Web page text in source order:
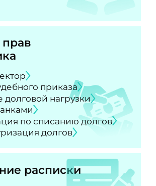
приказа
нагрузки
по списанию долгов
долгов
расписки